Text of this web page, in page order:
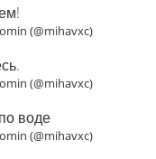
(@mihavxc)
(@mihavxc)
воде
(@mihavxc)